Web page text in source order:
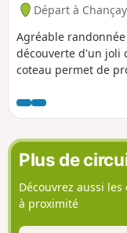
Départ à
Agréable
découverte d'un joli
coteau permet de
la vallée de la
de suivre, en début
parcours nature à
Plus de
Découvrez aussi
à proximité